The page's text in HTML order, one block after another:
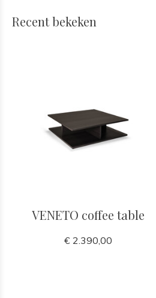
Recent bekeken
VENETO coffee table
€ 2.390,00